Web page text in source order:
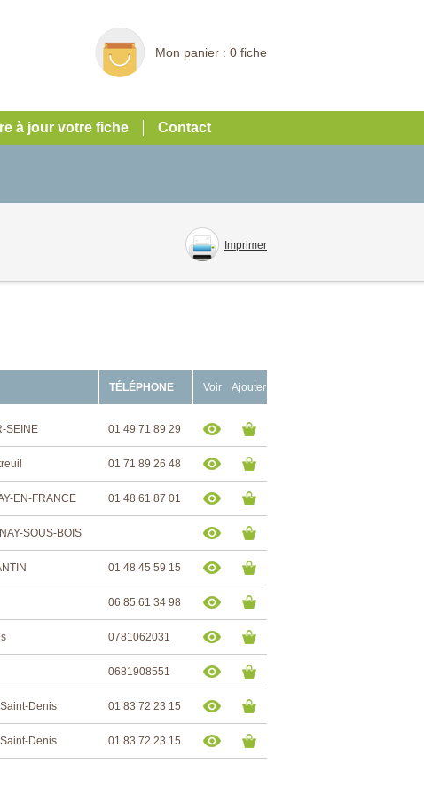
Mon panier : 0 fiche
à jour votre fiche Contact
Imprimer
TÉLÉPHONE Voir Ajouter
SEINE 01 49 71 89 29
01 71 89 26 48
EN-FRANCE 01 48 61 87 01
SOUS-BOIS
01 48 45 59 15
06 85 61 34 98
0781062031
0681908551
Denis 01 83 72 23 15
Denis 01 83 72 23 15